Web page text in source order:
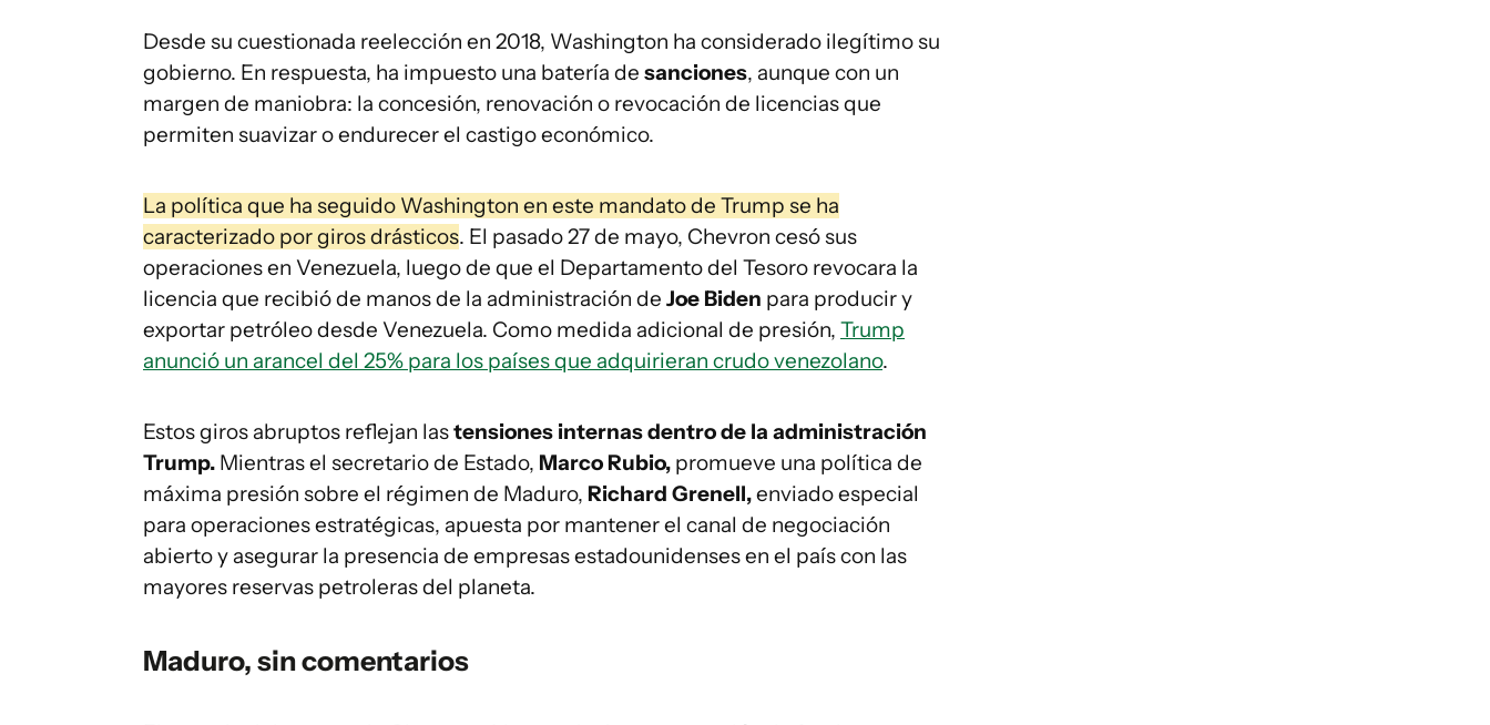
Desde su cuestionada reelección en 2018, Washington ha considerado ilegítimo su
gobierno. En respuesta, ha impuesto una batería de sanciones, aunque con un
margen de maniobra: la concesión, renovación o revocación de licencias que
permiten suavizar o endurecer el castigo económico.
La política que ha seguido Washington en este mandato de Trump se ha
caracterizado por giros drásticos. El pasado 27 de mayo, Chevron cesó sus
operaciones en Venezuela, luego de que el Departamento del Tesoro revocara la
licencia que recibió de manos de la administración de Joe Biden para producir y
exportar petróleo desde Venezuela. Como medida adicional de presión, Trump
anunció un arancel del 25% para los países que adquirieran crudo venezolano.
Estos giros abruptos reflejan lastensiones internas dentro de la administración
Trump. Mientras el secretario de Estado, Marco Rubio, promueve una política de
máxima presión sobre el régimen de Maduro, Richard Grenell,enviado especial
para operaciones estratégicas, apuesta por mantener el canal de negociación
abierto y asegurar la presencia de empresas estadounidenses en el país con las
mayores reservas petroleras del planeta.
Maduro, sin comentarios